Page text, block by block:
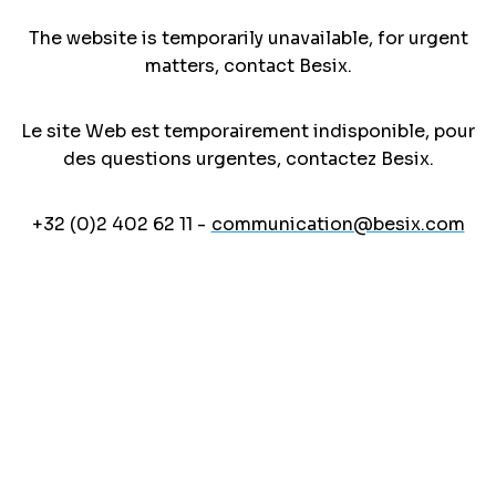
The website is temporarily unavailable, for urgent
matters, contact Besix.
Le site Web est temporairement indisponible, pour
des questions urgentes, contactez Besix.
+32 (0)2 402 62 11 - communication@besix.com